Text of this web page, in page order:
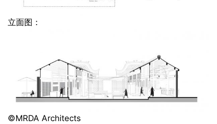
立面图：
©️MRDA Architects